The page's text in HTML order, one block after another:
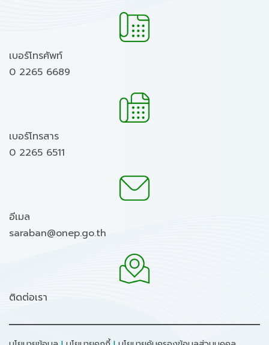
เบอร์โทรศัพท์
0 2265 6689
เบอร์โทรสาร
0 2265 6511
อีเมล
saraban@onep.go.th
ติดต่อเรา